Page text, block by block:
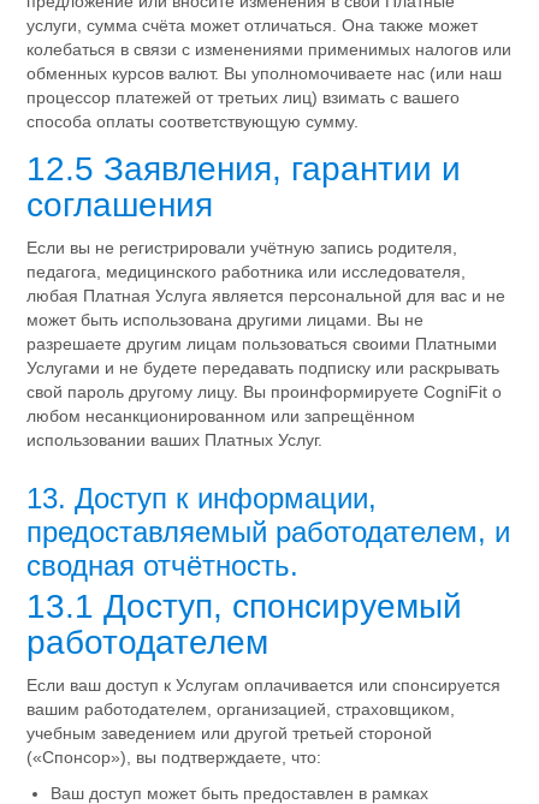
услуги, сумма счёта может отличаться. Она также может
колебаться в связи с изменениями применимых налогов или
обменных курсов валют. Вы уполномочиваете нас (или наш
процессор платежей от третьих лиц) взимать с вашего
способа оплаты соответствующую сумму.
12.5 Заявления, гарантии и
соглашения
Если вы не регистрировали учётную запись родителя,
педагога, медицинского работника или исследователя,
любая Платная Услуга является персональной для вас и не
может быть использована другими лицами. Вы не
разрешаете другим лицам пользоваться своими Платными
Услугами и не будете передавать подписку или раскрывать
свой пароль другому лицу. Вы проинформируете CogniFit о
любом несанкционированном или запрещённом
использовании ваших Платных Услуг.
13. Доступ к информации,
предоставляемый работодателем, и
сводная отчётность.
13.1 Доступ, спонсируемый
работодателем
Если ваш доступ к Услугам оплачивается или спонсируется
вашим работодателем, организацией, страховщиком,
учебным заведением или другой третьей стороной
(«Спонсор»), вы подтверждаете, что:
Ваш доступ может быть предоставлен в рамках